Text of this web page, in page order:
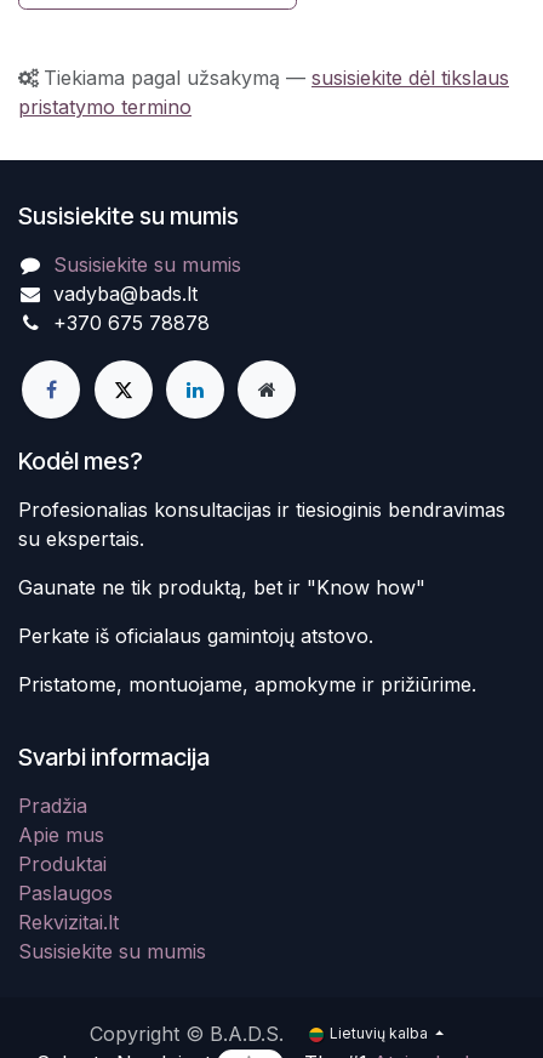
Tiekiama pagal užsakymą — susisiekite dėl tikslaus
pristatymo termino
Susisiekite su mumis
Susisiekite su mumis
vadyba@bads.lt
+370 675 78878
Kodėl mes?
Profesionalias konsultacijas ir tiesioginis bendravimas
su ekspertais.
Gaunate ne tik produktą, bet ir "Know how"
Perkate iš oficialaus gamintojų atstovo.
Pristatome, montuojame, apmokyme ir prižiūrime.
Svarbi informacija
Pradžia
Apie mus
Produktai
Paslaugos
Rekvizitai.lt
Susisiekite su mumis
Copyright © B.A.D.S. Lietuvių kalba